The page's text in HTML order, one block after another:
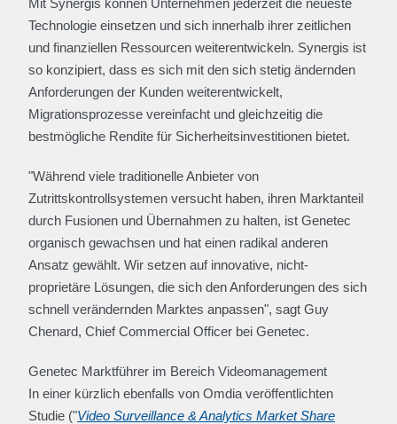
Mit Synergis können Unternehmen jederzeit die neueste
Technologie einsetzen und sich innerhalb ihrer zeitlichen
und finanziellen Ressourcen weiterentwickeln. Synergis ist
so konzipiert, dass es sich mit den sich stetig ändernden
Anforderungen der Kunden weiterentwickelt,
Migrationsprozesse vereinfacht und gleichzeitig die
bestmögliche Rendite für Sicherheitsinvestitionen bietet.
"Während viele traditionelle Anbieter von
Zutrittskontrollsystemen versucht haben, ihren Marktanteil
durch Fusionen und Übernahmen zu halten, ist Genetec
organisch gewachsen und hat einen radikal anderen
Ansatz gewählt. Wir setzen auf innovative, nicht-
proprietäre Lösungen, die sich den Anforderungen des sich
schnell verändernden Marktes anpassen", sagt Guy
Chenard, Chief Commercial Officer bei Genetec.
Genetec Marktführer im Bereich Videomanagement
In einer kürzlich ebenfalls von Omdia veröffentlichten
Studie ("Video Surveillance & Analytics Market Share